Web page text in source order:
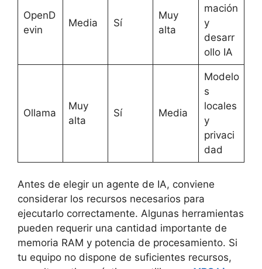
OpenD
evin
Media Sí
Muy
alta
mación
y
desarr
ollo IA
Ollama
Muy
alta
Sí Media
Modelo
s
locales
y
privaci
dad
Antes de elegir un agente de IA, conviene
considerar los recursos necesarios para
ejecutarlo correctamente. Algunas herramientas
pueden requerir una cantidad importante de
memoria RAM y potencia de procesamiento. Si
tu equipo no dispone de suficientes recursos,